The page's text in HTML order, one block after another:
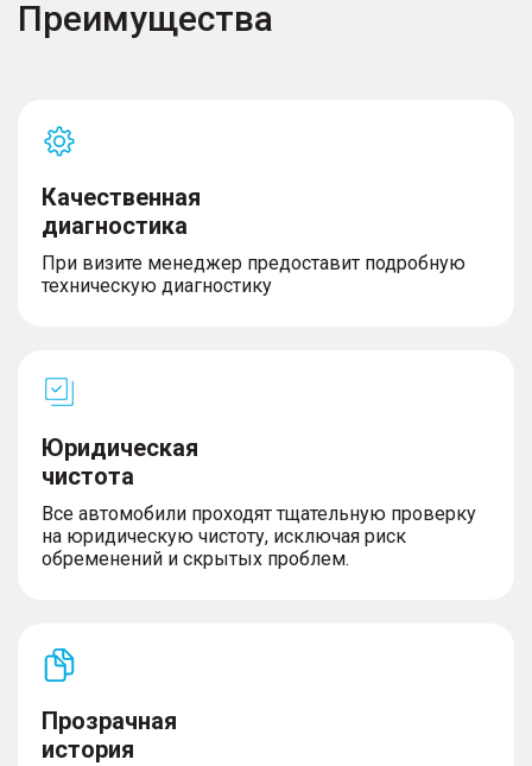
Преимущества
Качественная
диагностика
При визите менеджер предоставит подробную
техническую диагностику
Юридическая
чистота
Все автомобили проходят тщательную проверку
на юридическую чистоту, исключая риск
обременений и скрытых проблем.
Прозрачная
история